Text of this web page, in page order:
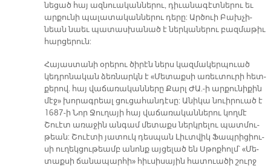
նե­ցած հայ ազ­նուա­կան­նե­րու, դի­ւա­նա­գէտ­նե­րու եւ
ար­քու­նի պա­լա­տա­կան­նե­րու դե­րը: Ար­ծուի Բախ­չի­
նեան նաեւ պա­տաս­խա­նած է ներ­կա­նե­րու բազ­մա­թիւ
հար­ցե­րուն:
Հա­յաս­տա­նի օ­րե­րու ծի­րէն ներս կազ­մա­կեր­պուած
կեդ­րո­նա­կան ձեռ­նարկն է «Մե­տաք­սի ա­ռեւ­տու­րի հետ­
քե­րով. հայ վա­ճա­ռա­կան­նե­րը Քարլ ԺԱ.-ի ար­քու­նի­քին
մէջ» խո­րագ­րեալ ցու­ցա­հան­դէ­սը: Ա­նի­կա նուի­րուած է
1687-ի Նոր Ջու­ղա­յի հայ վա­ճա­ռա­կան­նե­րու կող­մէ
Շուէտ ա­ռա­ջին ան­գամ մե­տաքս ներկ­րե­լու պատ­մու­
թեան: Շուէ­տի յա­տուկ դես­պան Լիւտ­վիկ Ֆապ­րի­ցիու­
սի ու­ղեկ­ցու­թեամբ ա­նոնք այ­ցե­լած են Սթոք­հոլմ՝ «Մե­
տաք­սի ճա­նա­պար­հի» հիւ­սի­սա­յին հա­տուա­ծի շուրջ